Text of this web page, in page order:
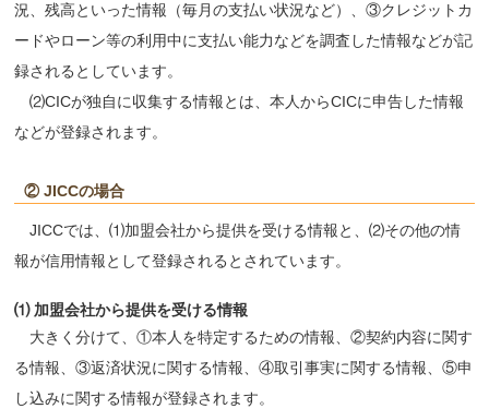
況、残高といった情報（毎月の支払い状況など）、③クレジットカ
ードやローン等の利用中に支払い能力などを調査した情報などが記
録されるとしています。
⑵CICが独自に収集する情報とは、本人からCICに申告した情報
などが登録されます。
② JICCの場合
JICCでは、⑴加盟会社から提供を受ける情報と、⑵その他の情
報が信用情報として登録されるとされています。
⑴ 加盟会社から提供を受ける情報
大きく分けて、①本人を特定するための情報、②契約内容に関す
る情報、③返済状況に関する情報、④取引事実に関する情報、⑤申
し込みに関する情報が登録されます。